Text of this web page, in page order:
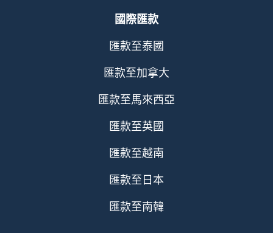
國際匯款
匯款至泰國
匯款至加拿大
匯款至馬來西亞
匯款至英國
匯款至越南
匯款至日本
匯款至南韓